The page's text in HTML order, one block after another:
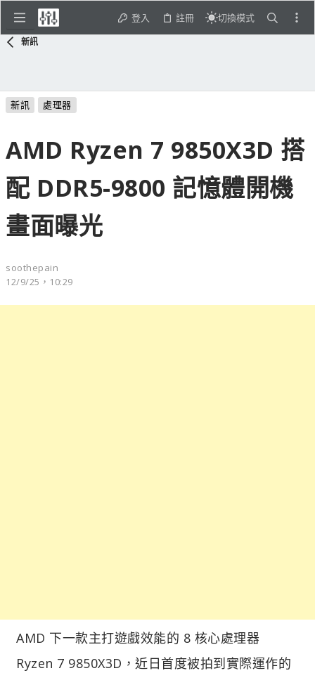
登入 註冊 切換模式
新訊
新訊 處理器
AMD Ryzen 7 9850X3D 搭
配 DDR5-9800 記憶體開機
畫面曝光
soothepain
12/9/25，10:29
AMD 下一款主打遊戲效能的 8 核心處理器
Ryzen 7 9850X3D，近日首度被拍到實際運作的